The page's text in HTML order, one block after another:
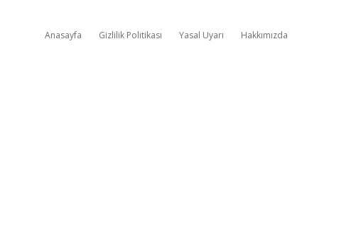
Anasayfa Gizlilik Politikası Yasal Uyarı Hakkımızda